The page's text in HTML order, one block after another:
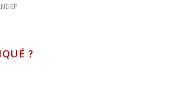
?